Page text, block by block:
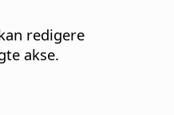
redigere
akse.